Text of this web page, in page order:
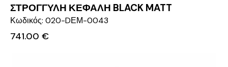
ΣΤΡΟΓΓΥΛΗ ΚΕΦΑΛΗ BLACK MATT
Κωδικός: 020-DΕΜ-0043
741.00 €